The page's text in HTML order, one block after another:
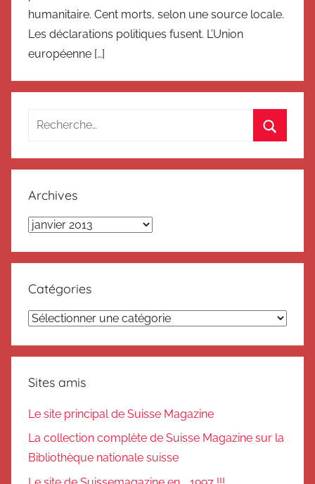
humanitaire. Cent morts, selon une source locale.
Les déclarations politiques fusent. L’Union
européenne […]
Recherche
:
Archives
Archives
Catégories
Catégories
Sites amis
Le site principal de Suisse Magazine
La collection complète de Suisse Magazine sur la
Bibliothèque nationale suisse